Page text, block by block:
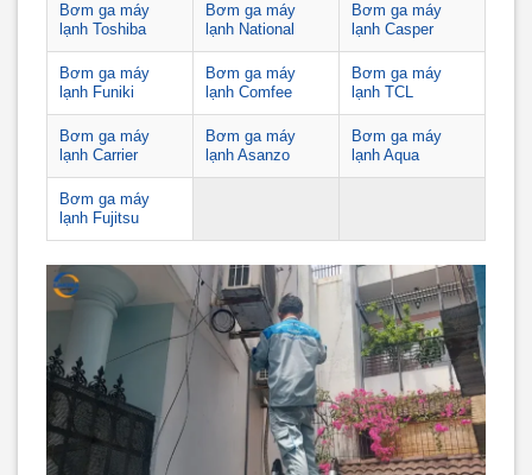
Bơm ga máy
lạnh Toshiba
Bơm ga máy
lạnh National
Bơm ga máy
lạnh Casper
Bơm ga máy
lạnh Funiki
Bơm ga máy
lạnh Comfee
Bơm ga máy
lạnh TCL
Bơm ga máy
lạnh Carrier
Bơm ga máy
lạnh Asanzo
Bơm ga máy
lạnh Aqua
Bơm ga máy
lạnh Fujitsu